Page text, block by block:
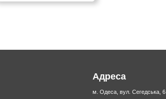
Адреса
м. Одеса, вул. Сегедська, 6